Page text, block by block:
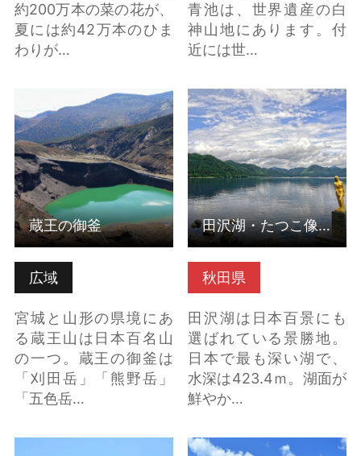
約200万本の菜の花が、
夏には約42万本のひま
わりが…
青池は、世界遺産の白
神山地にあります。付
近には世…
広域
宮城と山形の県境にあ
る蔵王山は日本百名山
の一つ。蔵王の御釜は
「刈田岳」「熊野岳」
「五色岳…
蔵王の御釜 の詳細はこ
ちら
蔵王の御釜
秋田県
田沢湖は日本百景にも
選ばれている景勝地。
日本で最も深い湖で、
水深は423.4ｍ。湖面が
鮮やか…
田沢湖・たつこ像 の
詳細はこちら
田沢湖・たつこ像
由良海岸（日本の渚百